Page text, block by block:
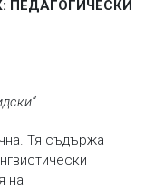
ПЕДАГОГИЧЕСКИ
Тя съдържа
на